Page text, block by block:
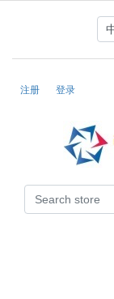
注册 登录